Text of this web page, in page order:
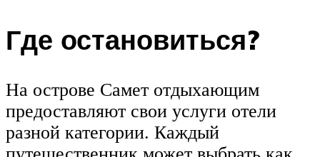
Где остановиться?
На острове Самет отдыхающим
предоставляют свои услуги отели
разной категории. Каждый